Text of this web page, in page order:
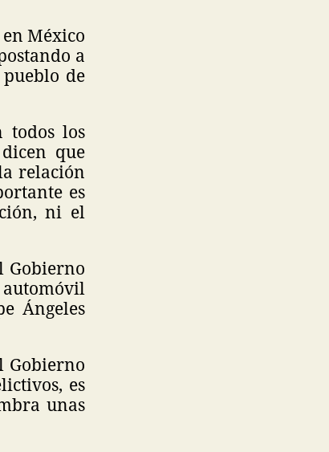
México
a
de
todos los
que
relación
es
ni el
Gobierno
Ángeles
Gobierno
es
unas